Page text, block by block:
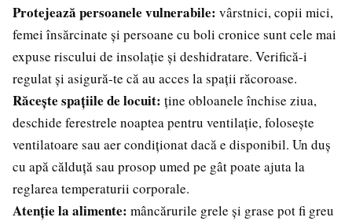
Protejează persoanele vulnerabile: vârstnici, copii mici,
femei însărcinate și persoane cu boli cronice sunt cele mai
expuse riscului de insolație și deshidratare. Verifică-i
regulat și asigură-te că au acces la spații răcoroase.
Răcește spațiile de locuit: ține obloanele închise ziua,
deschide ferestrele noaptea pentru ventilație, folosește
ventilatoare sau aer condiționat dacă e disponibil. Un duș
cu apă călduță sau prosop umed pe gât poate ajuta la
reglarea temperaturii corporale.
Atenție la alimente: mâncărurile grele și grase pot fi greu